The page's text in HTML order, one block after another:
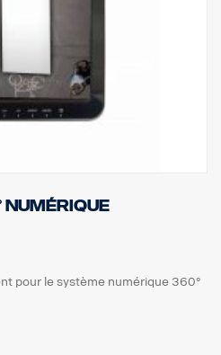
numérique
pour le système numérique 360°